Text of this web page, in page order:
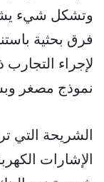
وتشكل شيء
فرق بحثية
لإجراء التجارب
نموذج مصغر
الشريحة التي
الإشارات